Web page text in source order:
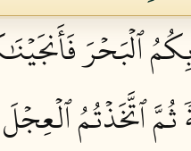
ٱلۡبَحۡرَ
ٱتَّخَذۡتُمُ